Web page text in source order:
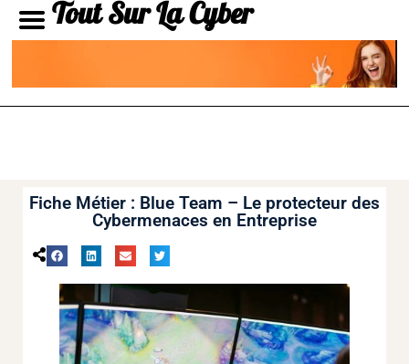
Tout Sur La Cyber
Fiche Métier : Blue Team – Le protecteur des
Cybermenaces en Entreprise